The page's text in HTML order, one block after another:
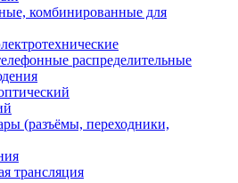
комбинированные для
распределительные
(разъёмы, переходники,
трансляция